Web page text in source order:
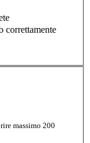
correttamente
massimo 200